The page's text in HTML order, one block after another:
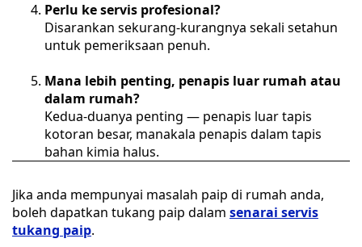
Perlu ke servis profesional?
Disarankan sekurang-kurangnya sekali setahun
untuk pemeriksaan penuh.
Mana lebih penting, penapis luar rumah atau
dalam rumah?
Kedua-duanya penting — penapis luar tapis
kotoran besar, manakala penapis dalam tapis
bahan kimia halus.
Jika anda mempunyai masalah paip di rumah anda,
boleh dapatkan tukang paip dalam senarai servis
tukang paip.